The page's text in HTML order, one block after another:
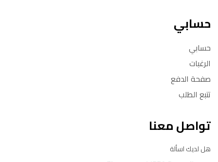
حسابي
حسابي
الرغبات
صفحة الدفع
تتبع الطلب
تواصل معنا
هل لديك اسألة